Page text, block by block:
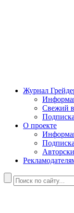
Журнал
Свежий
О проекте